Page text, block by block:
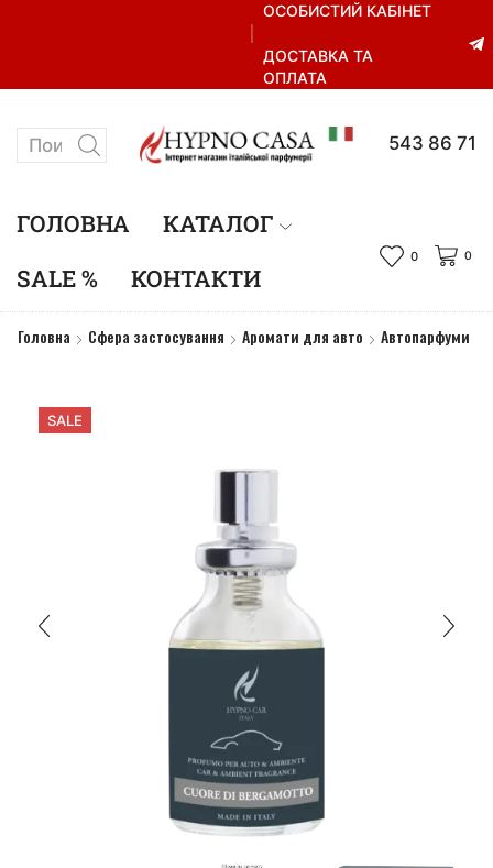
ОСОБИСТИЙ КАБІНЕТ
ДОСТАВКА ТА
ОПЛАТА
+38 067 543 86 71
ГОЛОВНА
КАТАЛОГ
SALE %
КОНТАКТИ
0 0
Головна Сфера застосування Аромати для авто Автопарфуми
SALE